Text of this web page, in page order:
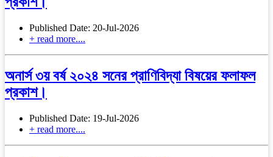
Published Date: 20-Jul-2026
+ read more....
অনার্স ৩য় বর্ষ ২০২৪ সনের প্রাণিবিদ্যা বিষয়ের ফলাফল
প্রকাশ।
Published Date: 19-Jul-2026
+ read more....